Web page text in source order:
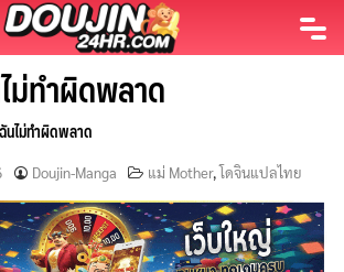
ม่ทำผิดพลาด
นไม่ทำผิดพลาด
Doujin-Manga แม่ Mother,โดจินแปลไทย